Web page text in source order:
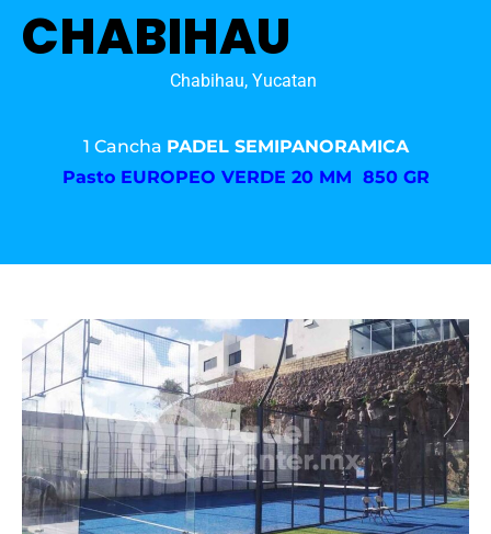
CHABIHAU
Chabihau, Yucatan
1 Cancha PADEL SEMIPANORAMICA
Pasto EUROPEO VERDE 20 MM 850 GR